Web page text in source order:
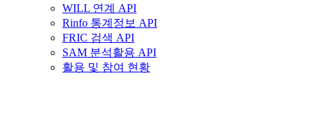
WILL 연계 API
Rinfo 통계정보 API
FRIC 검색 API
SAM 분석활용 API
활용 및 참여 현황